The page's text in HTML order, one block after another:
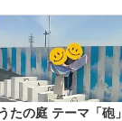
うたの庭 テーマ「砲」